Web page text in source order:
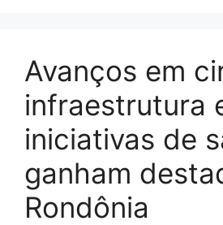
Avanços em
infraestrutura
iniciativas de
ganham
Rondônia